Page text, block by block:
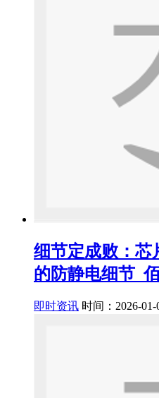
细节定成败：芯
的防静电细节_
即时资讯 时间：2026-01-